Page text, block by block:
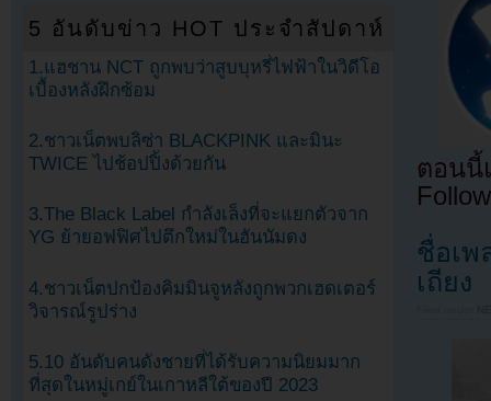
ตอนนี้
ชื่อเพ
เถียง
5 อันดับข่าว HOT ประจำสัปดาห์
1.แฮชาน NCT ถูกพบว่าสูบบุหรี่ไฟฟ้าในวิดีโอ
เบื้องหลังฝึกซ้อม
2.ชาวเน็ตพบลิซ่า BLACKPINK และมินะ
TWICE ไปช้อปปิ้งด้วยกัน
3.The Black Label กำลังเล็งที่จะแยกตัวจาก
YG ย้ายอฟฟิศไปตึกใหม่ในฮันนัมดง
4.ชาวเน็ตปกป้องคิมมินจูหลังถูกพวกเฮดเตอร์
วิจารณ์รูปร่าง
5.10 อันดับคนดังชายที่ได้รับความนิยมมาก
ที่สุดในหมู่เกย์ในเกาหลีใต้ของปี 2023